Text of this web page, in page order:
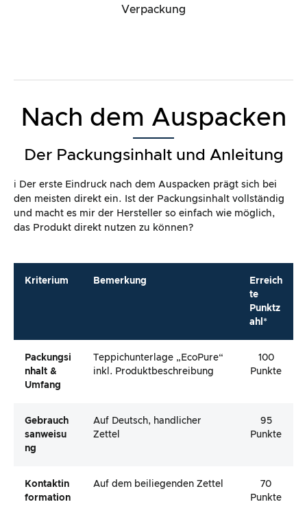
Verpackung
Nach dem Auspacken
Der Packungsinhalt und Anleitung
ℹ️ Der erste Eindruck nach dem Auspacken prägt sich bei
den meisten direkt ein. Ist der Packungsinhalt vollständig
und macht es mir der Hersteller so einfach wie möglich,
das Produkt direkt nutzen zu können?
Kriterium Bemerkung
Erreich
te
Punktz
ahl*
Packungsi
Nhalt &
Umfang
Teppichunterlage „EcoPure“
inkl. Produktbeschreibung
100
Punkte
Gebrauch
Sanweisu
Ng
Auf Deutsch, handlicher
Zettel
95
Punkte
Kontaktin
Formation
Auf dem beiliegenden Zettel
70
Punkte